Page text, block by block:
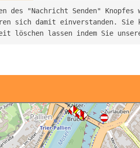
des "Nachricht Senden"
sich damit einverstanden. Sie
löschen lassen indem Sie